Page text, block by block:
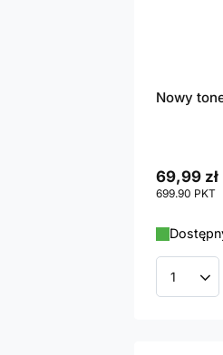
Nowy
69,99 zł
699.90 PKT
Ilość